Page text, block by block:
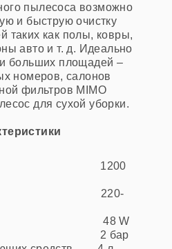
пылесоса возможно
и быструю очистку
таких как полы, ковры,
авто и т. д. Идеально
больших площадей –
номеров, салонов
фильтров МІМО
для сухой уборки.
1200
сети 220-
48 W
2 бар